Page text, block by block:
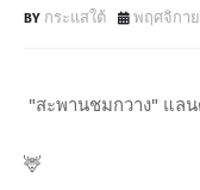
กระแสใต้ พฤศจิกาย
"สะพานชมกวาง" แล
🦌